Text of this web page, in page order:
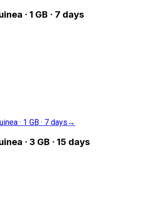
· 1 GB · 7 days
· 1 GB · 7 days →
· 3 GB · 15 days